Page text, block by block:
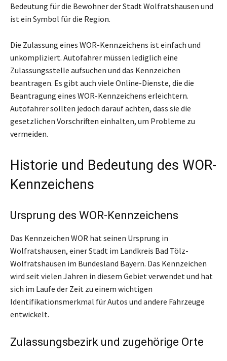
Bedeutung für die Bewohner der Stadt Wolfratshausen und
ist ein Symbol für die Region.
Die Zulassung eines WOR-Kennzeichens ist einfach und
unkompliziert. Autofahrer müssen lediglich eine
Zulassungsstelle aufsuchen und das Kennzeichen
beantragen. Es gibt auch viele Online-Dienste, die die
Beantragung eines WOR-Kennzeichens erleichtern.
Autofahrer sollten jedoch darauf achten, dass sie die
gesetzlichen Vorschriften einhalten, um Probleme zu
vermeiden.
Historie und Bedeutung des WOR-
Kennzeichens
Ursprung des WOR-Kennzeichens
Das Kennzeichen WOR hat seinen Ursprung in
Wolfratshausen, einer Stadt im Landkreis Bad Tölz-
Wolfratshausen im Bundesland Bayern. Das Kennzeichen
wird seit vielen Jahren in diesem Gebiet verwendet und hat
sich im Laufe der Zeit zu einem wichtigen
Identifikationsmerkmal für Autos und andere Fahrzeuge
entwickelt.
Zulassungsbezirk und zugehörige Orte